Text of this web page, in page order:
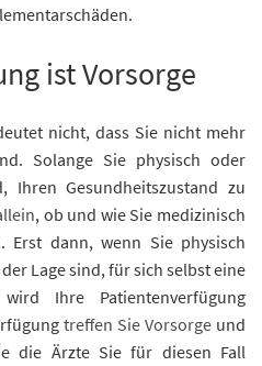
ist Vorsorge
nicht, dass Sie nicht mehr
Solange Sie physisch oder
Ihren Gesundheitszustand zu
, ob und wie Sie medizinisch
Erst dann, wenn Sie physisch
Lage sind, für sich selbst eine
Ihre Patientenverfügung
treffen Sie Vorsorge und
die Ärzte Sie für diesen Fall